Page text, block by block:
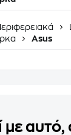
Asus
με αυτό,